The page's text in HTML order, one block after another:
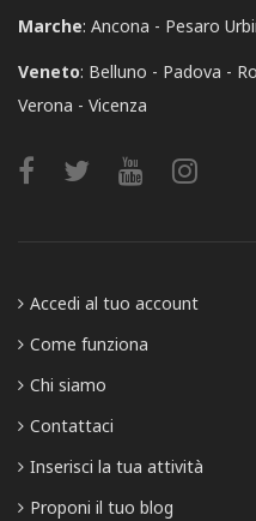
Marche: Ancona
Pesaro
Veneto: Belluno Padova
Verona
Vicenza
Accedi al tuo account
Come funziona
Chi siamo
Contattaci
Inserisci la tua attività
Proponi il tuo blog